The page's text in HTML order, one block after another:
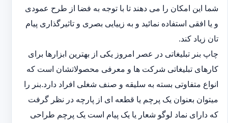
شما این امکان را می دهند تا با توجه به فضا از طرح عمودی
و یا افقی استفاده نمائید و به زییایی بصری و تاثیرگذاری پیام
تان زیاد کند.
چاپ بنر تبلیغاتی در عصر امروز یکی از بهترین ابزارها برای
کارهای تبلیغاتی شرکت ها و معرفی محصولاتشان است که
انواع متفاوتی بسته به سلیقه و صنف شغلی افراد دارد.بنر را
میتوان بعنوان یک پرچم یا قطعه ای از پارچه در نظر گرفت
که دارای نماد لوگو شعار یا یک پیام است یک پرچم طراحی